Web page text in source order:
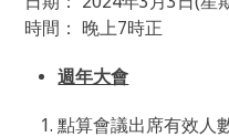
時間： 晚上7時正
週年大會
點算會議出席有效人